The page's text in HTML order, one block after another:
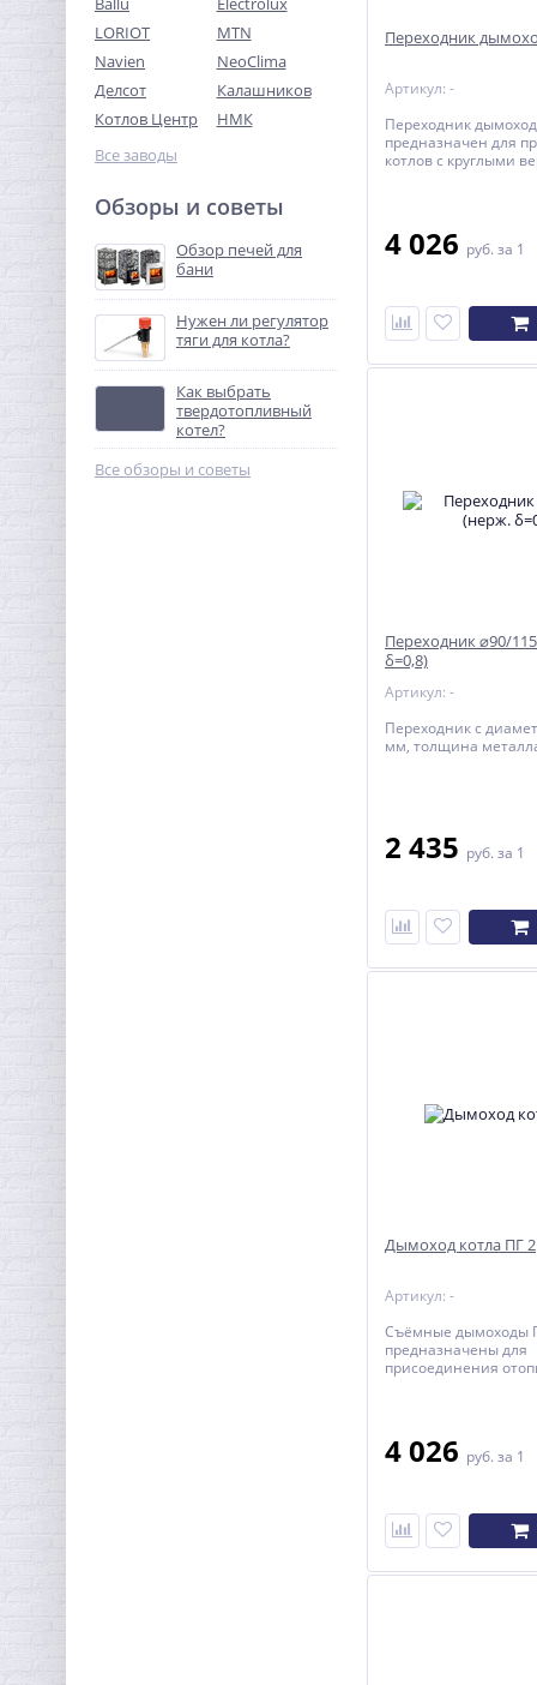
LORIOT
MTN
Navien
NeoClima
Делсот
Калашников
Котлов Центр
НМК
Все заводы
Обзоры и советы
Обзор печей для
бани
Нужен ли регулятор
тяги для котла?
Как выбрать
твердотопливный
котел?
Все обзоры и советы
Переходник
Артикул: -
Переходник
предназначен для
котлов с круглыми
4 026 руб. за 1
Переходник ⌀90/
δ=0,8)
Артикул: -
Переходник с
мм, толщина
2 435 руб. за 1
Дымоход котла ПГ 2
Артикул: -
Съёмные дымоходы
предназначены для
присоединения
4 026 руб. за 1